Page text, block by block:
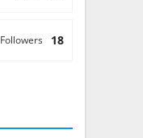
18
Followers